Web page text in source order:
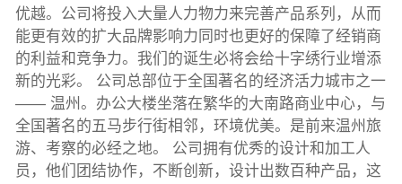
优越。公司将投入大量人力物力来完善产品系列，从而
能更有效的扩大品牌影响力同时也更好的保障了经销商
的利益和竞争力。我们的诞生必将会给十字绣行业增添
新的光彩。 公司总部位于全国著名的经济活力城市之一
—— 温州。办公大楼坐落在繁华的大南路商业中心，与
全国著名的五马步行街相邻，环境优美。是前来温州旅
游、考察的必经之地。 公司拥有优秀的设计和加工人
员，他们团结协作，不断创新，设计出数百种产品，这